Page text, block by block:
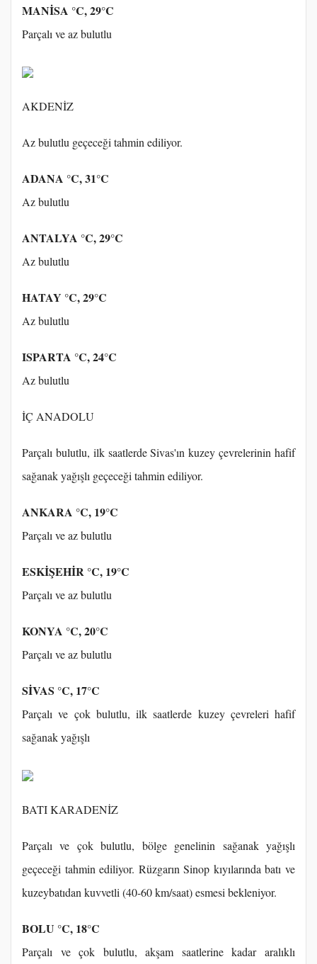
MANİSA °C, 29°C
Parçalı ve az bulutlu
AKDENİZ
Az bulutlu geçeceği tahmin ediliyor.
ADANA °C, 31°C
Az bulutlu
ANTALYA °C, 29°C
Az bulutlu
HATAY °C, 29°C
Az bulutlu
ISPARTA °C, 24°C
Az bulutlu
İÇ ANADOLU
Parçalı bulutlu, ilk saatlerde Sivas'ın kuzey çevrelerinin hafif
sağanak yağışlı geçeceği tahmin ediliyor.
ANKARA °C, 19°C
Parçalı ve az bulutlu
ESKİŞEHİR °C, 19°C
Parçalı ve az bulutlu
KONYA °C, 20°C
Parçalı ve az bulutlu
SİVAS °C, 17°C
Parçalı ve çok bulutlu, ilk saatlerde kuzey çevreleri hafif
sağanak yağışlı
BATI KARADENİZ
Parçalı ve çok bulutlu, bölge genelinin sağanak yağışlı
geçeceği tahmin ediliyor. Rüzgarın Sinop kıyılarında batı ve
kuzeybatıdan kuvvetli (40-60 km/saat) esmesi bekleniyor.
BOLU °C, 18°C
Parçalı ve çok bulutlu, akşam saatlerine kadar aralıklı